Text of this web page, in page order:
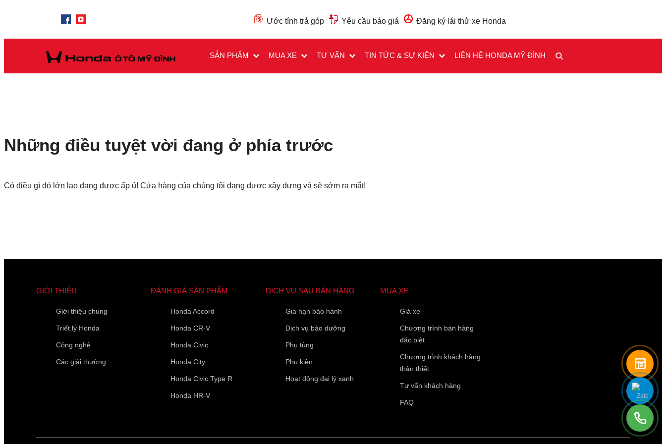
Ước tính trả góp Yêu cầu báo giá Đăng ký lái thử xe Honda
SẢN PHẨM MUA XE TƯ VẤN TIN TỨC & SỰ KIỆN LIÊN HỆ HONDA MỸ ĐÌNH
Những điều tuyệt vời đang ở phía trước
Có điều gì đó lớn lao đang được ấp ủ! Cửa hàng của chúng tôi đang được xây dựng và sẽ sớm ra mắt!
GIỚI THIỆU
Giới thiệu chung
Triết lý Honda
Công nghệ
Các giải thưởng
ĐÁNH GIÁ SẢN PHẨM
Honda Accord
Honda CR-V
Honda Civic
Honda City
Honda Civic Type R
Honda HR-V
DỊCH VỤ SAU BÁN HÀNG
Gia hạn bảo hành
Dịch vụ bảo dưỡng
Phụ tùng
Phụ kiện
Hoạt động đại lý xanh
MUA XE
Giá xe
Chương trình bán hàng
đặc biệt
Chương trình khách hàng
thân thiết
Tư vấn khách hàng
FAQ
10 của 10 Ký tự còn lại